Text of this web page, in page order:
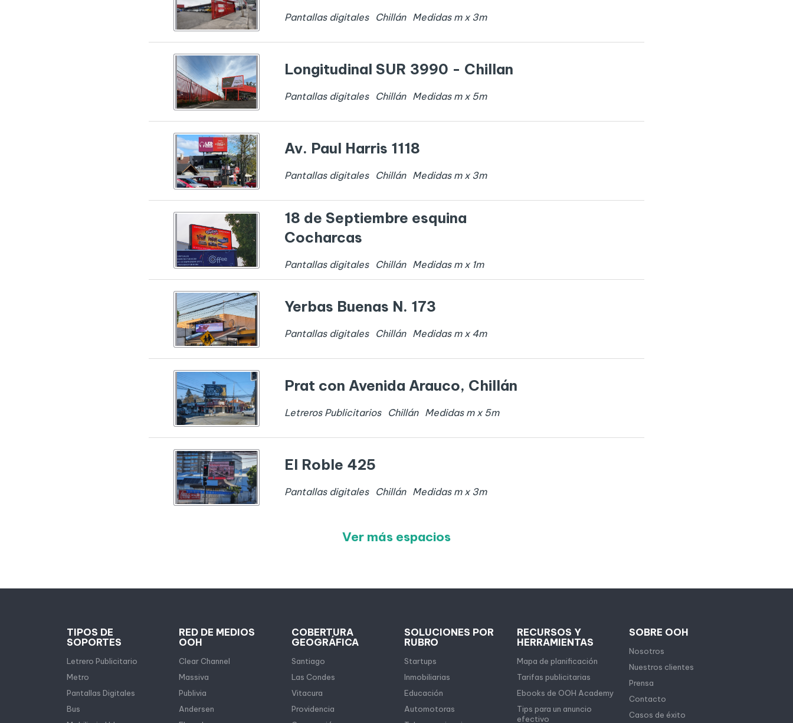
Pantallas digitales Chillán Medidas m x 3m
Longitudinal SUR 3990 - Chillan
Pantallas digitales Chillán Medidas m x 5m
Av. Paul Harris 1118
Pantallas digitales Chillán Medidas m x 3m
18 de Septiembre esquina
Cocharcas
Pantallas digitales Chillán Medidas m x 1m
Yerbas Buenas N. 173
Pantallas digitales Chillán Medidas m x 4m
Prat con Avenida Arauco, Chillán
Letreros Publicitarios Chillán Medidas m x 5m
El Roble 425
Pantallas digitales Chillán Medidas m x 3m
Ver más espacios
TIPOS DE
SOPORTES
Letrero Publicitario
Metro
Pantallas Digitales
Bus
RED DE MEDIOS
OOH
Clear Channel
Massiva
Publivia
Andersen
COBERTURA
GEOGRÁFICA
Santiago
Las Condes
Vitacura
Providencia
SOLUCIONES POR
RUBRO
Startups
Inmobiliarias
Educación
Automotoras
RECURSOS Y
HERRAMIENTAS
Mapa de planificación
Tarifas publicitarias
Ebooks de OOH Academy
Tips para un anuncio
efectivo
SOBRE OOH
Nosotros
Nuestros clientes
Prensa
Contacto
Casos de éxito